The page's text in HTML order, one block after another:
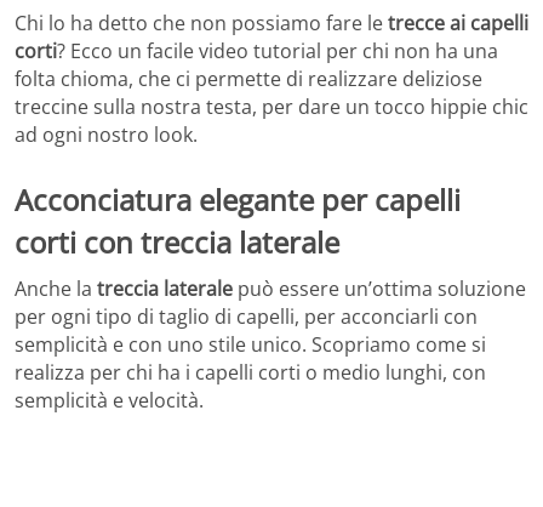
Chi lo ha detto che non possiamo fare letrecce ai capelli
corti? Ecco un facile video tutorial per chi non ha una
folta chioma, che ci permette di realizzare deliziose
treccine sulla nostra testa, per dare un tocco hippie chic
ad ogni nostro look.
Acconciatura elegante per capelli
corti con treccia laterale
Anche la treccia laterale può essere un’ottima soluzione
per ogni tipo di taglio di capelli, per acconciarli con
semplicità e con uno stile unico. Scopriamo come si
realizza per chi ha i capelli corti o medio lunghi, con
semplicità e velocità.